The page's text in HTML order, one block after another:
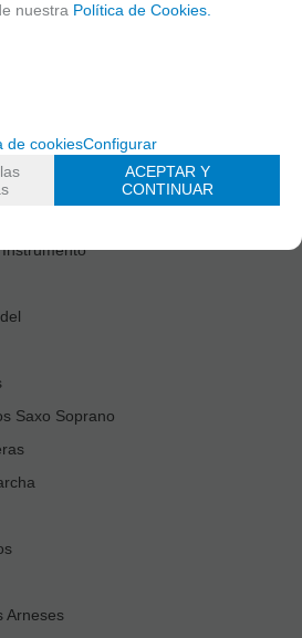
Boquilla
Saxo Soprano
Arneses
nuestra Política de Cookies.
de cookiesConfigurar
ACEPTAR Y
CONTINUAR